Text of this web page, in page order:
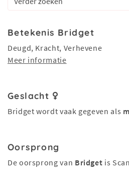
Betekenis Bridget
Deugd, Kracht, Verhevene
Meer informatie
Geslacht
Bridget wordt vaak gegeven als
Oorsprong
De oorsprong van Bridget is